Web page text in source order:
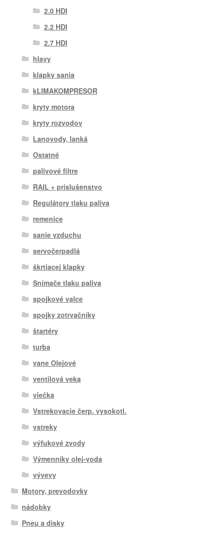
2.0 HDI
2.2 HDI
2.7 HDI
hlavy
klapky sania
kLIMAKOMPRESOR
kryty motora
kryty rozvodov
Lanovody, lanká
Ostatné
palivové filtre
RAIL + príslušenstvo
Regulátory tlaku paliva
remenice
sanie vzduchu
servočerpadlá
škrtiacej klapky
Snímače tlaku paliva
spojkové valce
spojky zotrvačníky
štartéry
turba
vane Olejové
ventilová veka
viečka
Vstrekovacie čerp. vysokotl.
vstreky
výfukové zvody
Výmenníky olej-voda
vývevy
Motory, prevodovky
nádobky
Pneu a disky